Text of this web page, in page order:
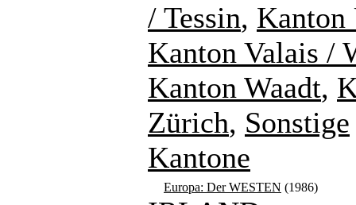
/ Tessin,
Kanton Valais /
Kanton Waadt,
Zürich, Sonstige
Kantone
Europa: Der WESTEN (1986)